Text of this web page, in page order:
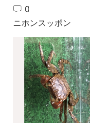
サワガニ
haru
2022/02/06
0
その他（ほか動物）